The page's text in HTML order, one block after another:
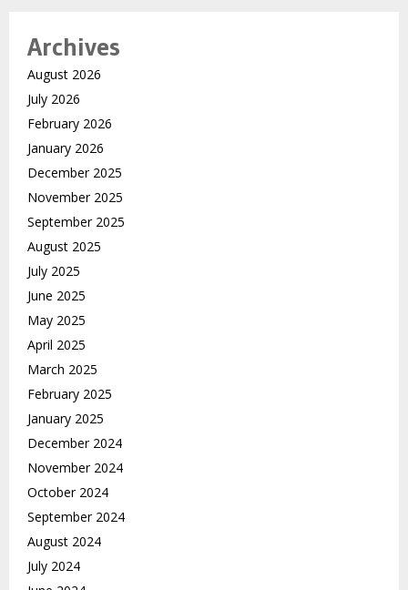
Archives
August 2026
July 2026
February 2026
January 2026
December 2025
November 2025
September 2025
August 2025
July 2025
June 2025
May 2025
April 2025
March 2025
February 2025
January 2025
December 2024
November 2024
October 2024
September 2024
August 2024
July 2024